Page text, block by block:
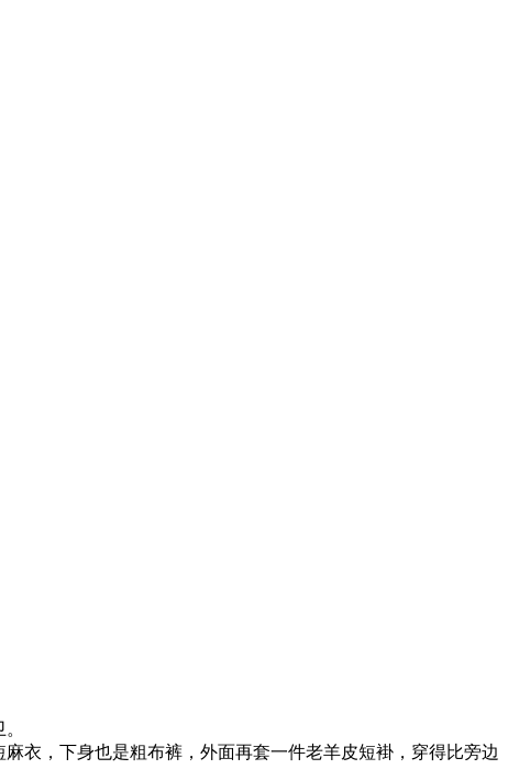
衣，下身也是粗布裤，外面再套一件老羊皮短褂，穿得比旁边